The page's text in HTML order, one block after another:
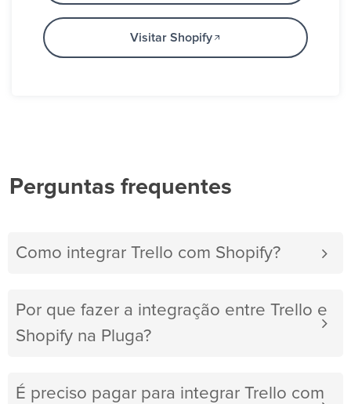
Visitar Shopify
Perguntas frequentes
Como integrar Trello com Shopify?
Por que fazer a integração entre Trello e
Shopify na Pluga?
É preciso pagar para integrar Trello com